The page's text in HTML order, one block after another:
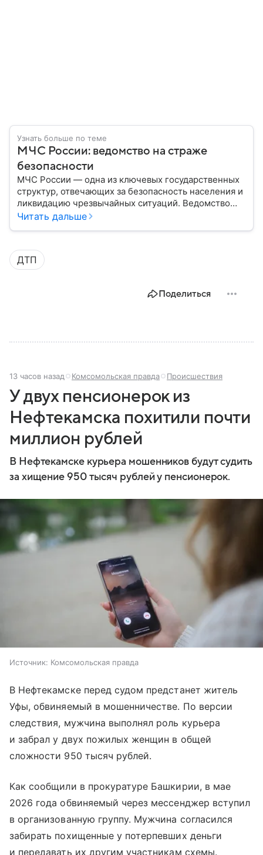
Узнать больше по теме
МЧС России: ведомство на страже
безопасности
МЧС России — одна из ключевых государственных
структур, отвечающих за безопасность населения и
ликвидацию чрезвычайных ситуаций. Ведомство
играет важную роль в защите граждан от
представляет собой МЧС, как оно устроено, какие
задачи выполняет и какую роль играет в
современной России.
Читать дальше
ДТП
Поделиться
13 часов назад Комсомольская правда Происшествия
У двух пенсионерок из
Нефтекамска похитили почти
миллион рублей
В Нефтекамске курьера мошенников будут судить
за хищение 950 тысяч рублей у пенсионерок.
Источник: Комсомольская правда
В Нефтекамске перед судом предстанет житель
Уфы, обвиняемый в мошенничестве. По версии
следствия, мужчина выполнял роль курьера
и забрал у двух пожилых женщин в общей
сложности 950 тысяч рублей.
Как сообщили в прокуратуре Башкирии, в мае
2026 года обвиняемый через мессенджер вступил
в организованную группу. Мужчина согласился
забирать похищенные у потерпевших деньги
и передавать их другим участникам схемы.